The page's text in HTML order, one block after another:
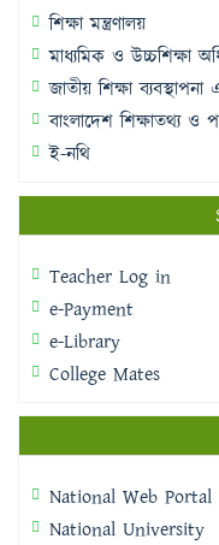
শিক্ষা মন্ত্রণালয়
মাধ্যমিক ও উচ্চশিক্ষা
জাতীয় শিক্ষা
বাংলাদেশ শিক্ষাতথ্য ও
ই-নথি
Teacher Log in
e-Payment
e-Library
College Mates
National Web Portal
National University